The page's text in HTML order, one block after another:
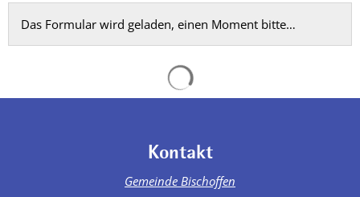
Barrierefreiheit
Das Formular wird geladen, einen Moment bitte…
Kontakt
Gemeinde Bischoffen